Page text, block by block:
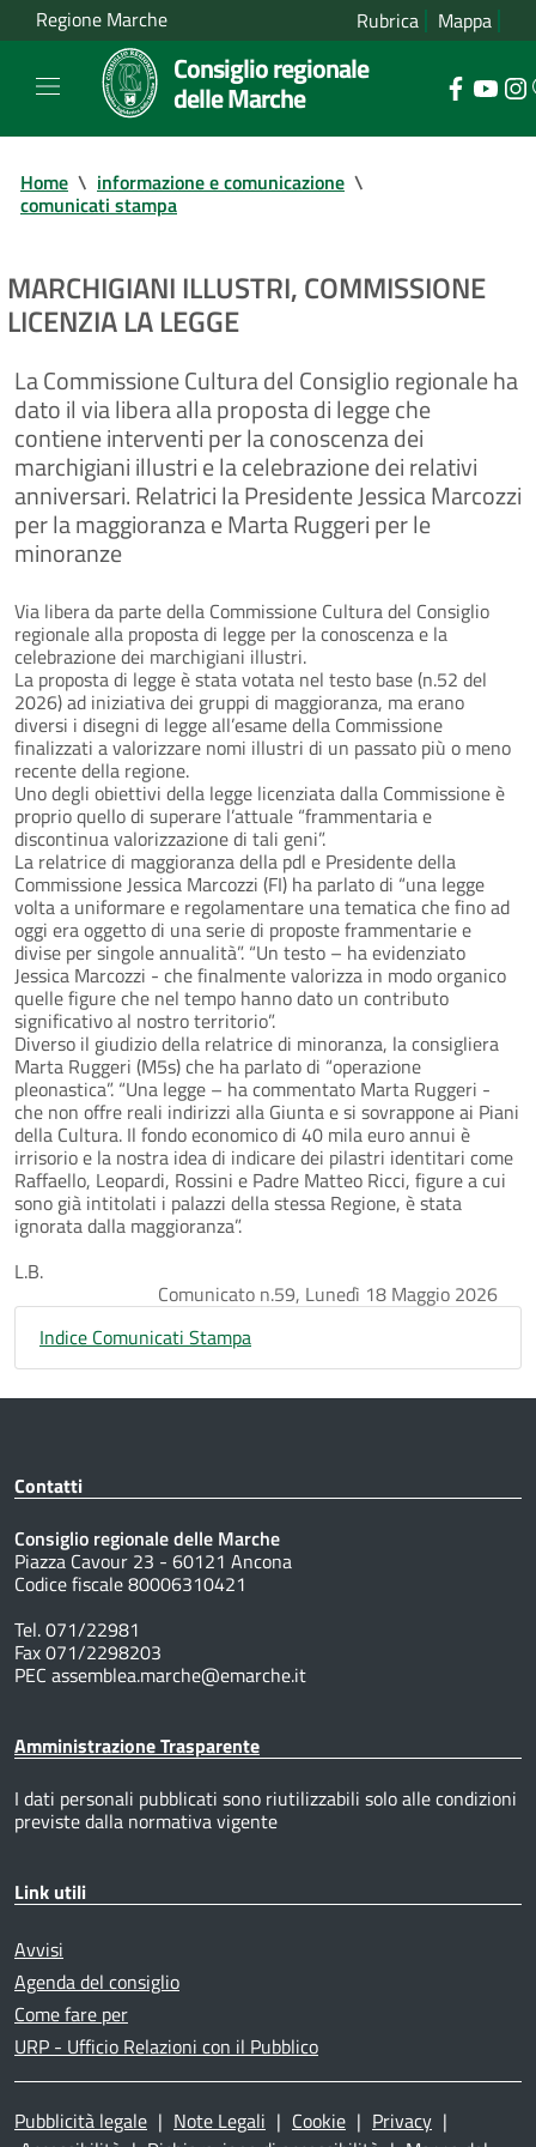
Regione Marche Rubrica Mappa
Consiglio regionale
delle Marche
Home \ informazione e comunicazione \
comunicati stampa
MARCHIGIANI ILLUSTRI, COMMISSIONE
LICENZIA LA LEGGE
La Commissione Cultura del Consiglio regionale ha
dato il via libera alla proposta di legge che
contiene interventi per la conoscenza dei
marchigiani illustri e la celebrazione dei relativi
anniversari. Relatrici la Presidente Jessica Marcozzi
per la maggioranza e Marta Ruggeri per le
minoranze
Via libera da parte della Commissione Cultura del Consiglio
regionale alla proposta di legge per la conoscenza e la
celebrazione dei marchigiani illustri.
La proposta di legge è stata votata nel testo base (n.52 del
2026) ad iniziativa dei gruppi di maggioranza, ma erano
diversi i disegni di legge all’esame della Commissione
finalizzati a valorizzare nomi illustri di un passato più o meno
recente della regione.
Uno degli obiettivi della legge licenziata dalla Commissione è
proprio quello di superare l’attuale “frammentaria e
discontinua valorizzazione di tali geni”.
La relatrice di maggioranza della pdl e Presidente della
Commissione Jessica Marcozzi (FI) ha parlato di “una legge
volta a uniformare e regolamentare una tematica che fino ad
oggi era oggetto di una serie di proposte frammentarie e
divise per singole annualità”. “Un testo – ha evidenziato
Jessica Marcozzi - che finalmente valorizza in modo organico
quelle figure che nel tempo hanno dato un contributo
significativo al nostro territorio”.
Diverso il giudizio della relatrice di minoranza, la consigliera
Marta Ruggeri (M5s) che ha parlato di “operazione
pleonastica”. “Una legge – ha commentato Marta Ruggeri -
che non offre reali indirizzi alla Giunta e si sovrappone ai Piani
della Cultura. Il fondo economico di 40 mila euro annui è
irrisorio e la nostra idea di indicare dei pilastri identitari come
Raffaello, Leopardi, Rossini e Padre Matteo Ricci, figure a cui
sono già intitolati i palazzi della stessa Regione, è stata
ignorata dalla maggioranza”.
L.B.
Comunicato n.59, Lunedì 18 Maggio 2026
Indice Comunicati Stampa
Contatti
Consiglio regionale delle Marche
Piazza Cavour 23 - 60121 Ancona
Codice fiscale 80006310421
Tel. 071/22981
Fax 071/2298203
PEC assemblea.marche@emarche.it
Amministrazione Trasparente
I dati personali pubblicati sono riutilizzabili solo alle condizioni
previste dalla normativa vigente
Link utili
Avvisi
Agenda del consiglio
Come fare per
URP - Ufficio Relazioni con il Pubblico
Pubblicità legale | Note Legali | Cookie | Privacy |